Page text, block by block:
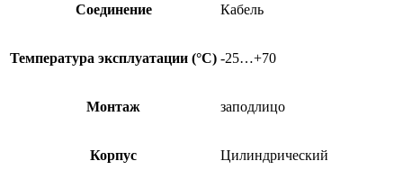
Соединение Кабель
Температура эксплуатации (°C) -25…+70
Монтаж заподлицо
Корпус Цилиндрический